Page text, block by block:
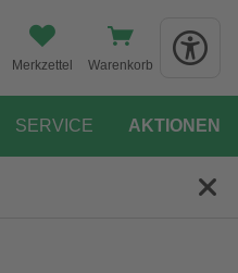
Merkzettel Warenkorb
SERVICE AKTIONEN